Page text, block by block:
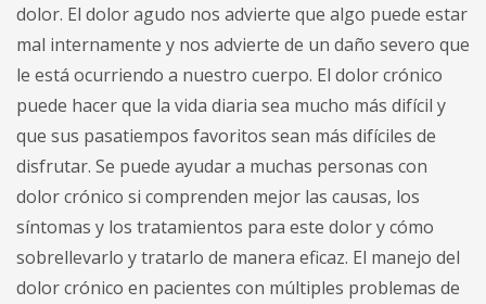
dolor. El dolor agudo nos advierte que algo puede estar
mal internamente y nos advierte de un daño severo que
le está ocurriendo a nuestro cuerpo. El dolor crónico
puede hacer que la vida diaria sea mucho más difícil y
que sus pasatiempos favoritos sean más difíciles de
disfrutar. Se puede ayudar a muchas personas con
dolor crónico si comprenden mejor las causas, los
síntomas y los tratamientos para este dolor y cómo
sobrellevarlo y tratarlo de manera eficaz. El manejo del
dolor crónico en pacientes con múltiples problemas de